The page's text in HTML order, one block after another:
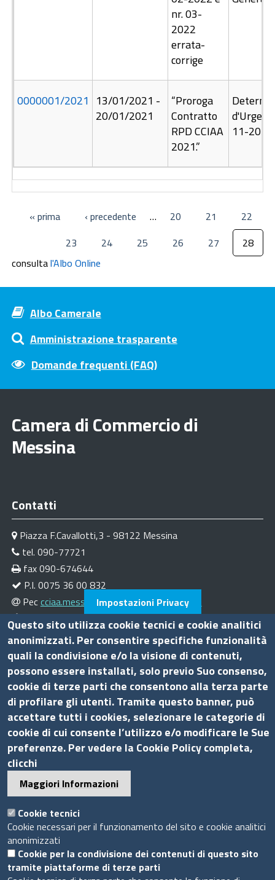
nr. 03-
2022
errata-
corrige
0000001/2021 13/01/2021 -
20/01/2021
“Proroga
Contratto
RPD CCIAA
2021.”
11-2020
« prima ‹ precedente … 20 21
22
23
24 25 26 27
28
consultal'Albo Online
Albo Camerale
Amministrazione trasparente
Domande frequenti (FAQ)
Camera di Commercio di
Messina
Contatti
Piazza F.Cavallotti,3 - 98122 Messina
tel. 090-77721
fax 090-674644
P.I. 0075 36 00 832
Peccciaa.messina@me.legalmail.camcom.it
Ufficio relazioni con il pubblico
Amministrazione trasparente
Bandi di gara
Bilanci
Concorsi e selezioni
Procedimenti
Provvedimenti
Seguici su
Sito web
Accesso riservato
Impostazioni Privacy
Questo sito utilizza cookie tecnici e cookie analitici
anonimizzati. Per consentire specifiche funzionalità
quali la condivisione e/o la visione di contenuti,
possono essere installati, solo previo Suo consenso,
cookie di terze parti che consentono alla terza parte
di profilare gli utenti. Tramite questo banner, può
accettare tutti i cookies, selezionare le categorie di
cookie di cui consente l’utilizzo e/o modificare le Sue
preferenze. Per vedere la Cookie Policy completa,
clicchi
Maggiori Informazioni
Cookie tecnici
Cookie necessari per il funzionamento del sito e cookie analitici
anonimizzati
Cookie per la condivisione dei contenuti di questo sito
tramite piattaforme di terze parti